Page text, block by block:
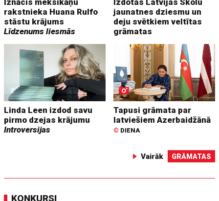
rakstnieka Huana Rulfo
stāstu krājums
Līdzenums liesmās
jaunatnes dziesmu un
deju svētkiem veltītas
grāmatas
Linda Leen izdod savu
pirmo dzejas krājumu
Introversijas
Tapusi grāmata par
latviešiem Azerbaidžānā
© DIENA
Vairāk GRĀMATAS
KONKURSI